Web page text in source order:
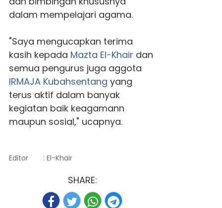
dalam mempelajari agama.
"Saya mengucapkan terima
kasih kepada Mazta El-Khair dan
semua pengurus juga aggota
IRMAJA Kubahsentang yang
terus aktif dalam banyak
kegiatan baik keagamann
maupun sosial," ucapnya.
Editor : El-Khair
SHARE: